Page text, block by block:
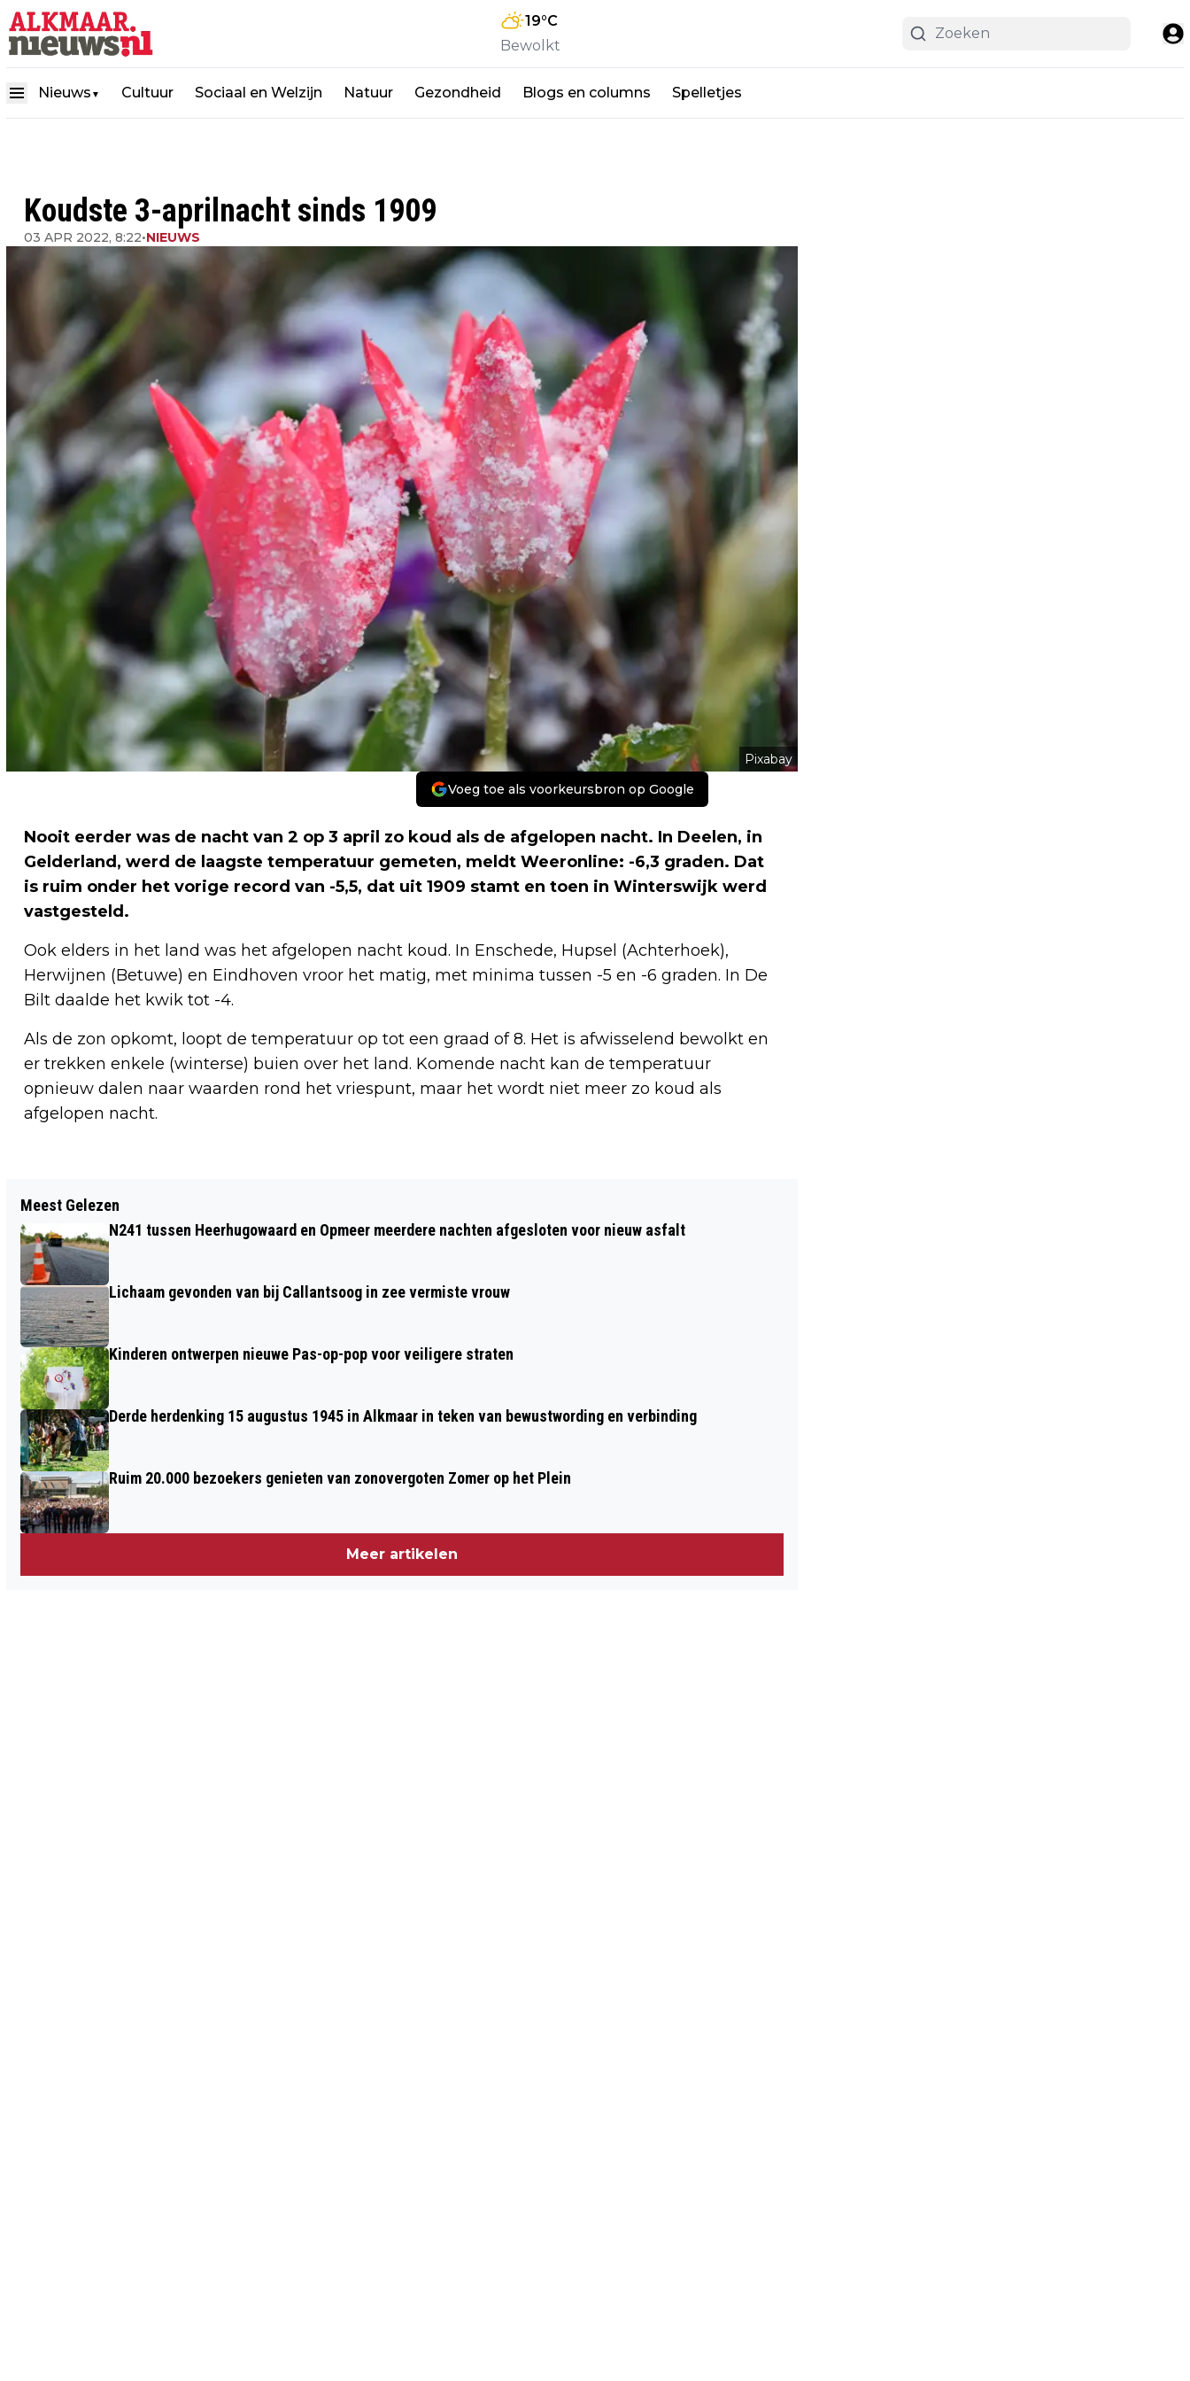
19°C
Bewolkt
Nieuws ▼ Cultuur Sociaal en Welzijn Natuur Gezondheid Blogs en columns Spelletjes
Koudste 3-aprilnacht sinds 1909
03 APR 2022, 8:22•NIEUWS
Pixabay
Voeg toe als voorkeursbron op Google
Nooit eerder was de nacht van 2 op 3 april zo koud als de afgelopen nacht. In Deelen, in
Gelderland, werd de laagste temperatuur gemeten, meldt Weeronline: -6,3 graden. Dat
is ruim onder het vorige record van -5,5, dat uit 1909 stamt en toen in Winterswijk werd
vastgesteld.
Ook elders in het land was het afgelopen nacht koud. In Enschede, Hupsel (Achterhoek),
Herwijnen (Betuwe) en Eindhoven vroor het matig, met minima tussen -5 en -6 graden. In De
Bilt daalde het kwik tot -4.
Als de zon opkomt, loopt de temperatuur op tot een graad of 8. Het is afwisselend bewolkt en
er trekken enkele (winterse) buien over het land. Komende nacht kan de temperatuur
opnieuw dalen naar waarden rond het vriespunt, maar het wordt niet meer zo koud als
afgelopen nacht.
WINKELDIEF AANGEHOUDEN NA VERZET;
POLITIE ZET STROOMSTOOTWAPEN IN
EREDIVISIE NA ZEGE OP VITESSE
Meest Gelezen
N241 tussen Heerhugowaard en Opmeer meerdere nachten afgesloten voor nieuw asfalt
Lichaam gevonden van bij Callantsoog in zee vermiste vrouw
Kinderen ontwerpen nieuwe Pas-op-pop voor veiligere straten
Derde herdenking 15 augustus 1945 in Alkmaar in teken van bewustwording en verbinding
Ruim 20.000 bezoekers genieten van zonovergoten Zomer op het Plein
Meer artikelen